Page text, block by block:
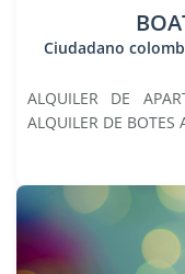
Ciudadano
ALQUILER DE
ALQUILER DE BOTES